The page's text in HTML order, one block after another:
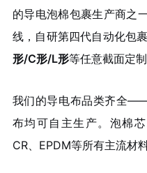
的导电泡棉包裹生产商之
线，自研第四代自动化包
形/C形/L形等任意截面定制
我们的导电布品类齐全
布均可自主生产。泡棉芯
CR、EPDM等所有主流材料